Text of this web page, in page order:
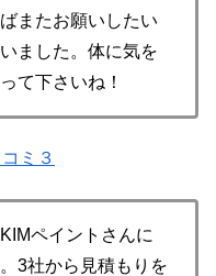
またお願いしたい
ました。体に気を
て下さいね！
ミ３
ペイントさんに
3社から見積もりを